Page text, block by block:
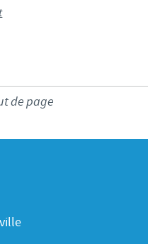
de page